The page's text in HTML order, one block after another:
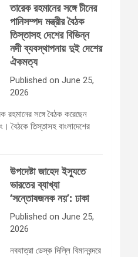
তারেক রহমানের সঙ্গে চীনের
পানিসম্পদ মন্ত্রীর বৈঠক
তিস্তাসহ দেশের বিভিন্ন
নদী ব্যবস্থাপনায় দুই দেশের
ঐকমত্য
Published on June 25,
2026
রহমানের সঙ্গে বৈঠক করেছেন
বৈঠকে তিস্তাসহ বাংলাদেশের
উপদেষ্টা জাহেদ ইস্যুতে
ভারতের ব্যাখ্যা
‘সন্তোষজনক নয়’: ঢাকা
Published on June 25,
2026
নবযাত্রা ডেস্ক দিল্লি বিমানবন্দরে